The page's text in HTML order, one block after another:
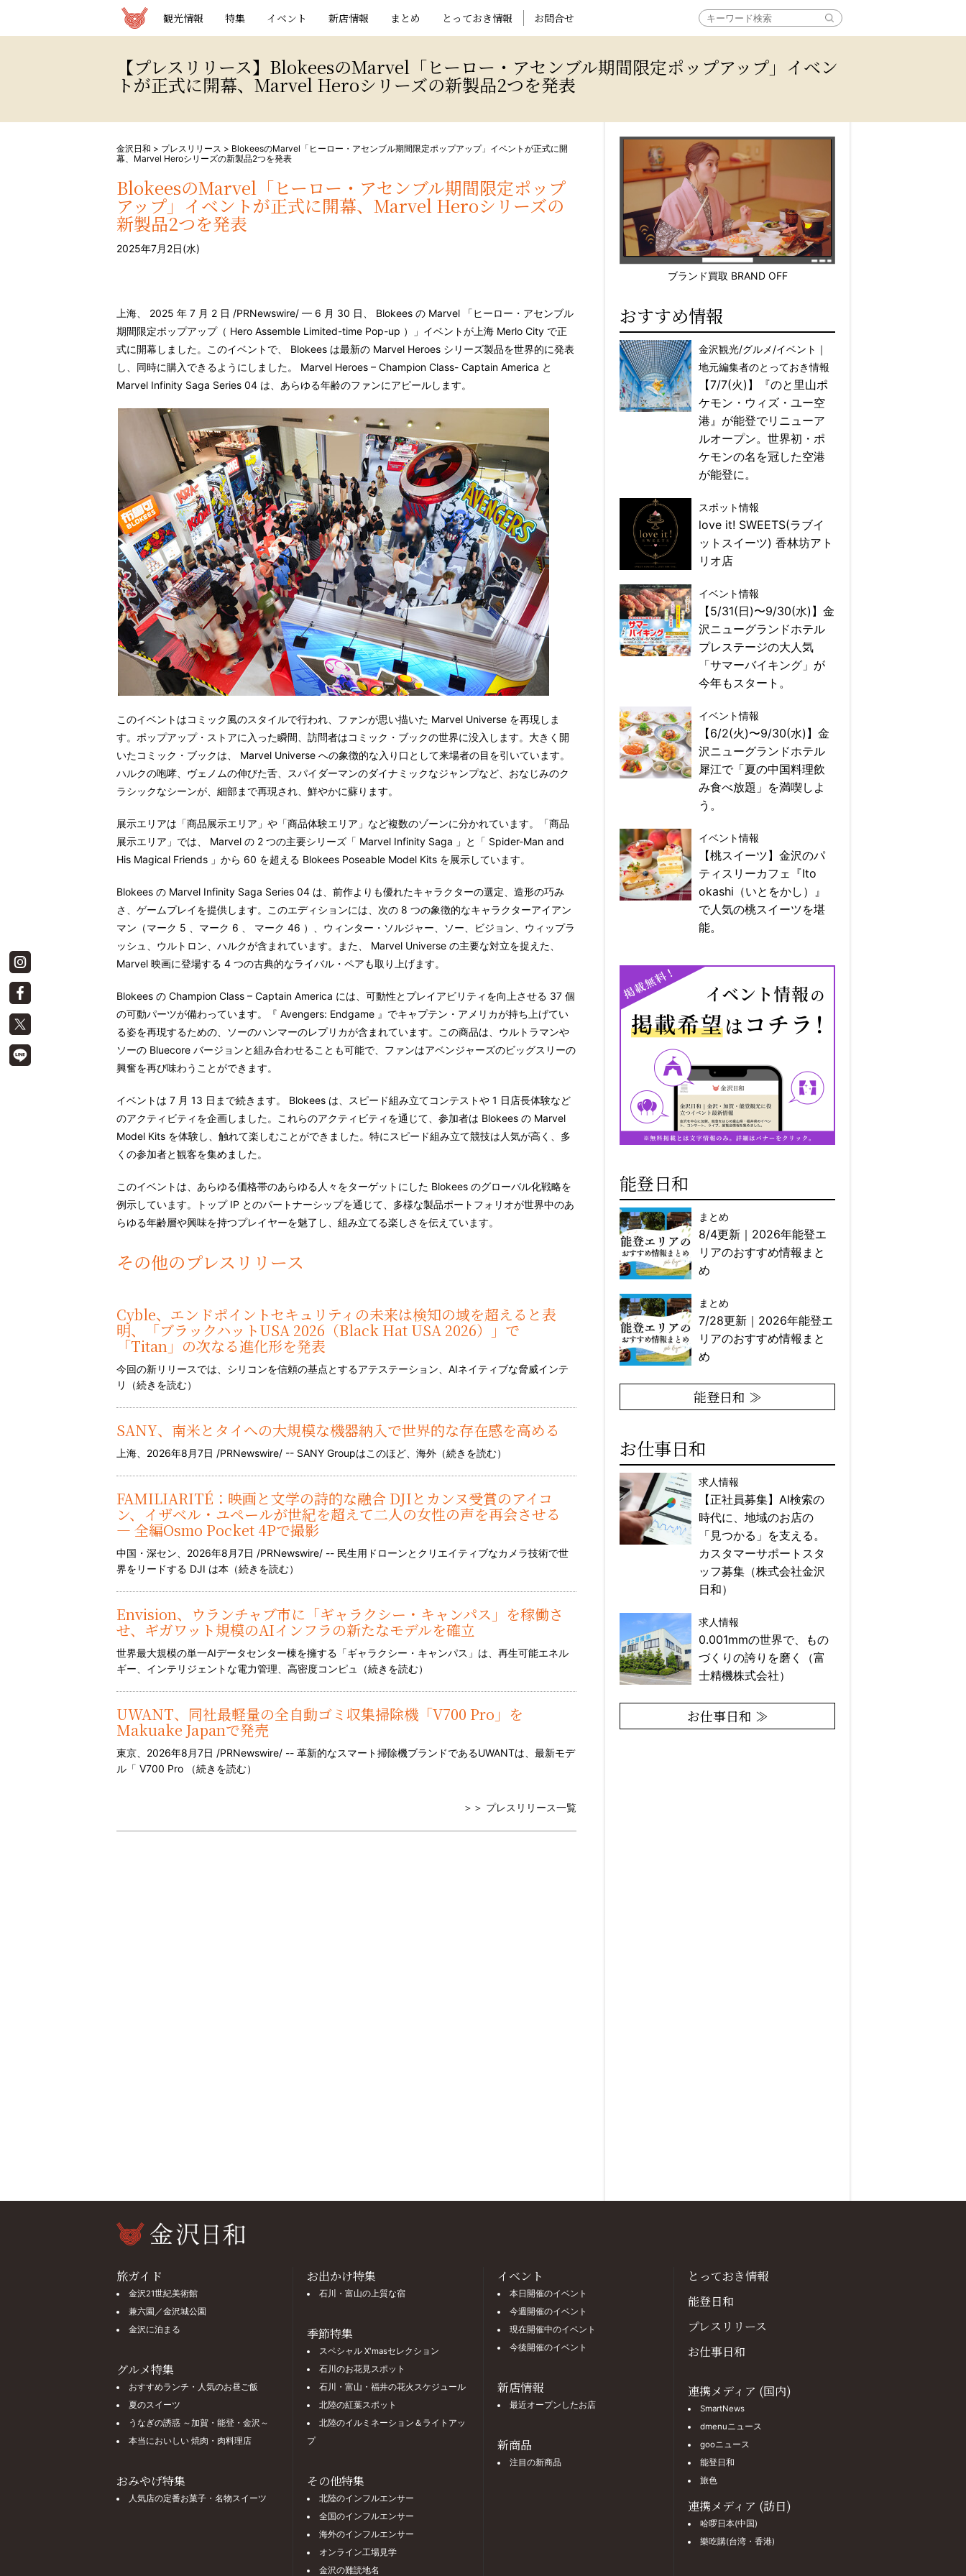
観光情報 特集 イベント 新店情報 まとめ とっておき情報 お問合せ
【プレスリリース】BlokeesのMarvel「ヒーロー・アセンブル期間限定ポップアップ」イベン
トが正式に開幕、Marvel Heroシリーズの新製品2つを発表
金沢日和 > プレスリリース > BlokeesのMarvel「ヒーロー・アセンブル期間限定ポップアップ」イベントが正式に開
幕、Marvel Heroシリーズの新製品2つを発表
BlokeesのMarvel「ヒーロー・アセンブル期間限定ポップ
アップ」イベントが正式に開幕、Marvel Heroシリーズの
新製品2つを発表
2025年7月2日(水)
上海、 2025 年 7 月 2 日 /PRNewswire/ — 6 月 30 日、 Blokees の Marvel
「ヒーロー・アセンブル
期間限定ポップアップ（ Hero Assemble Limited-time Pop-up ）」イベントが上海 Merlo City で正
式に開幕しました。このイベントで、
Blokees は最新の Marvel Heroes シリーズ製品を世界的に発表
し、同時に購入できるようにしました。
Marvel Heroes – Champion Class- Captain America と
Marvel Infinity Saga Series 04 は、あらゆる年齢のファンにアピールします。
このイベントはコミック風のスタイルで行われ、ファンが思い描いた Marvel Universe を再現しま
す。ポップアップ・ストアに入った瞬間、訪問者はコミック・ブックの世界に没入します。大きく開
いたコミック・ブックは、
Marvel Universe への象徴的な入り口として来場者の目を引いています。
ハルクの咆哮、ヴェノムの伸びた舌、スパイダーマンのダイナミックなジャンプなど、おなじみのク
ラシックなシーンが、細部まで再現され、鮮やかに蘇ります。
展示エリアは「商品展示エリア」や「商品体験エリア」など複数のゾーンに分かれています。「商品
展示エリア」では、
Marvel の 2 つの主要シリーズ「 Marvel Infinity Saga 」と「 Spider-Man and
His Magical Friends 」から 60 を超える Blokees Poseable Model Kits を展示しています。
Blokees の Marvel Infinity Saga Series 04 は、前作よりも優れたキャラクターの選定、造形の巧み
さ、ゲームプレイを提供します。このエディションには、次の 8 つの象徴的なキャラクターアイアン
マン（マーク 5 、マーク 6 マーク 46 ）、ウィンター・ソルジャー、ソー、ビジョン、ウィップラ
ッシュ、ウルトロン、ハルクが含まれています。また、
Marvel Universe の主要な対立を捉えた、
Marvel 映画に登場する 4 つの古典的なライバル・ペアも取り上げます。
Blokees の Champion Class – Captain America には、可動性とプレイアビリティを向上させる 37 個
の可動パーツが備わっています。『 Avengers: Endgame 』でキャプテン・アメリカが持ち上げてい
る姿を再現するための、ソーのハンマーのレプリカが含まれています。この商品は、ウルトラマンや
ソーの Bluecore バージョンと組み合わせることも可能で、ファンはアベンジャーズのビッグスリーの
興奮を再び味わうことができます。
イベントは 7 月 13 日まで続きます。 Blokees は、スピード組み立てコンテストや 1 日店長体験など
のアクティビティを企画しました。これらのアクティビティを通じて、参加者は Blokees の Marvel
Model Kits を体験し、触れて楽しむことができました。 特にスピード組み立て競技は人気が高く、多
くの参加者と観客を集めました。
このイベントは、あらゆる価格帯のあらゆる人々をターゲットにした Blokees のグローバル化戦略を
例示しています。トップ IP とのパートナーシップを通じて、多様な製品ポートフォリオが世界中のあ
らゆる年齢層や興味を持つプレイヤーを魅了し、組み立てる楽しさを伝えています。
その他のプレスリリース
Cyble、エンドポイントセキュリティの未来は検知の域を超えると表
明、「ブラックハットUSA 2026（Black Hat USA 2026）」で
「Titan」の次なる進化形を発表
今回の新リリースでは、シリコンを信頼の基点とするアテステーション、AIネイティブな脅威インテ
リ（続きを読む）
SANY、南米とタイへの大規模な機器納入で世界的な存在感を高める
上海、2026年8月7日 /PRNewswire/ -- SANY Groupはこのほど、海外（続きを読む）
FAMILIARITÉ：映画と文学の詩的な融合 DJIとカンヌ受賞のアイコ
ン、イザベル・ユペールが世紀を超えて二人の女性の声を再会させる
— 全編Osmo Pocket 4Pで撮影
中国・深セン、2026年8月7日 /PRNewswire/ -- 民生用ドローンとクリエイティブなカメラ技術で世
界をリードする DJI は本（続きを読む）
Envision、ウランチャブ市に「ギャラクシー・キャンパス」を稼働さ
せ、ギガワット規模のAIインフラの新たなモデルを確立
世界最大規模の単一AIデータセンター棟を擁する「ギャラクシー・キャンパス」は、再生可能エネル
ギー、インテリジェントな電力管理、高密度コンピュ（続きを読む）
UWANT、同社最軽量の全自動ゴミ収集掃除機「V700 Pro」を
Makuake Japanで発売
東京、2026年8月7日 /PRNewswire/ -- 革新的なスマート掃除機ブランドであるUWANTは、最新モデ
ル「 V700 Pro （続きを読む）
＞＞ プレスリリース一覧
ブランド買取 BRAND OFF
おすすめ情報
金沢観光/グルメ/イベント｜
地元編集者のとっておき情報
【7/7(火)】『のと里山ポ
ケモン・ウィズ・ユー空
港』が能登でリニューア
ルオープン。世界初・ポ
ケモンの名を冠した空港
が能登に。
スポット情報
love it! SWEETS(ラブイ
ットスイーツ) 香林坊アト
リオ店
イベント情報
【5/31(日)〜9/30(水)】金
沢ニューグランドホテル
プレステージの大人気
「サマーバイキング」が
今年もスタート。
イベント情報
【6/2(火)〜9/30(水)】金
沢ニューグランドホテル
犀江で「夏の中国料理飲
み食べ放題」を満喫しよ
う。
イベント情報
【桃スイーツ】金沢のパ
ティスリーカフェ『Ito
okashi（いとをかし）』
で人気の桃スイーツを堪
能。
能登日和
まとめ
8/4更新｜2026年能登エ
リアのおすすめ情報まと
め
まとめ
7/28更新｜2026年能登エ
リアのおすすめ情報まと
め
能登日和 ≫
お仕事日和
求人情報
【正社員募集】AI検索の
時代に、地域のお店の
「見つかる」を支える。
カスタマーサポートスタ
ッフ募集（株式会社金沢
日和）
求人情報
0.001mmの世界で、もの
づくりの誇りを磨く（富
士精機株式会社）
お仕事日和 ≫
旅ガイド
金沢21世紀美術館
兼六園／金沢城公園
金沢に泊まる
グルメ特集
おすすめランチ・人気のお昼ご飯
夏のスイーツ
うなぎの誘惑 ～加賀・能登・金沢～
本当においしい 焼肉・肉料理店
おみやげ特集
人気店の定番お菓子・名物スイーツ
お出かけ特集
石川・富山の上質な宿
季節特集
スペシャル X'masセレクション
石川のお花見スポット
石川・富山・福井の花火スケジュール
北陸の紅葉スポット
北陸のイルミネーション＆ライトアッ
プ
その他特集
北陸のインフルエンサー
全国のインフルエンサー
海外のインフルエンサー
オンライン工場見学
金沢の難読地名
イベント
本日開催のイベント
今週開催のイベント
現在開催中のイベント
今後開催のイベント
新店情報
最近オープンしたお店
新商品
注目の新商品
とっておき情報
能登日和
プレスリリース
お仕事日和
連携メディア (国内)
SmartNews
dmenuニュース
gooニュース
能登日和
旅色
連携メディア (訪日)
哈啰日本(中国)
樂吃購(台湾・香港)